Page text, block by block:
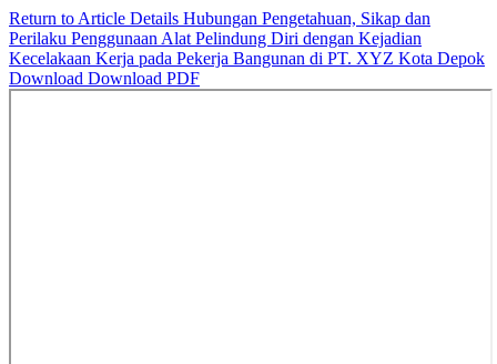
Return to Article Details Hubungan Pengetahuan, Sikap dan
Perilaku Penggunaan Alat Pelindung Diri dengan Kejadian
Kecelakaan Kerja pada Pekerja Bangunan di PT. XYZ Kota Depok
Download Download PDF